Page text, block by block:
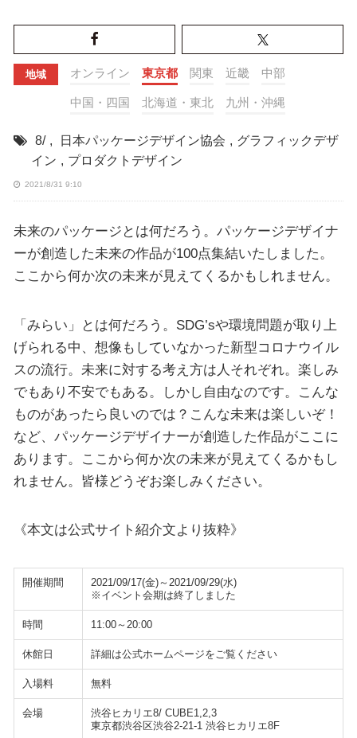
地域 オンライン 東京都 関東 近畿 中部
中国・四国 北海道・東北 九州・沖縄
8/ , 日本パッケージデザイン協会 , グラフィックデザ
イン , プロダクトデザイン
2021/8/31 9:10
未来のパッケージとは何だろう。パッケージデザイナ
ーが創造した未来の作品が100点集結いたしました。
ここから何か次の未来が見えてくるかもしれません。
「みらい」とは何だろう。SDG’sや環境問題が取り上
げられる中、想像もしていなかった新型コロナウイル
スの流行。未来に対する考え方は人それぞれ。楽しみ
でもあり不安でもある。しかし自由なのです。こんな
ものがあったら良いのでは？こんな未来は楽しいぞ！
など、パッケージデザイナーが創造した作品がここに
あります。ここから何か次の未来が見えてくるかもし
れません。皆様どうぞお楽しみください。
《本文は公式サイト紹介文より抜粋》
開催期間
2021/09/17(金)～2021/09/29(水)
※イベント会期は終了しました
時間 11:00～20:00
休館日 詳細は公式ホームページをご覧ください
入場料 無料
会場
渋谷ヒカリエ8/ CUBE1,2,3
東京都渋谷区渋谷2-21-1 渋谷ヒカリエ8F